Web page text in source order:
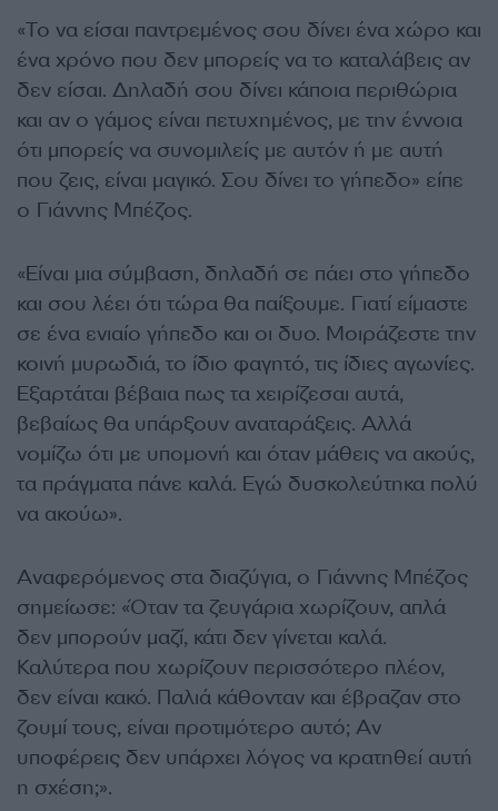
«Το να είσαι παντρεμένος σου δίνει ένα χώρο και
ένα χρόνο που δεν μπορείς να το καταλάβεις αν
δεν είσαι. Δηλαδή σου δίνει κάποια περιθώρια
και αν ο γάμος είναι πετυχημένος, με την έννοια
ότι μπορείς να συνομιλείς με αυτόν ή με αυτή
που ζεις, είναι μαγικό. Σου δίνει το γήπεδο» είπε
ο Γιάννης Μπέζος.
«Είναι μια σύμβαση, δηλαδή σε πάει στο γήπεδο
και σου λέει ότι τώρα θα παίξουμε. Γιατί είμαστε
σε ένα ενιαίο γήπεδο και οι δυο. Μοιράζεστε την
κοινή μυρωδιά, το ίδιο φαγητό, τις ίδιες αγωνίες.
Εξαρτάται βέβαια πως τα χειρίζεσαι αυτά,
βεβαίως θα υπάρξουν αναταράξεις. Αλλά
νομίζω ότι με υπομονή και όταν μάθεις να ακούς,
τα πράγματα πάνε καλά. Εγώ δυσκολεύτηκα πολύ
να ακούω».
Αναφερόμενος στα διαζύγια, ο Γιάννης Μπέζος
σημείωσε: «Όταν τα ζευγάρια χωρίζουν, απλά
δεν μπορούν μαζί, κάτι δεν γίνεται καλά.
Καλύτερα που χωρίζουν περισσότερο πλέον,
δεν είναι κακό. Παλιά κάθονταν και έβραζαν στο
ζουμί τους, είναι προτιμότερο αυτό; Αν
υποφέρεις δεν υπάρχει λόγος να κρατηθεί αυτή
η σχέση;».